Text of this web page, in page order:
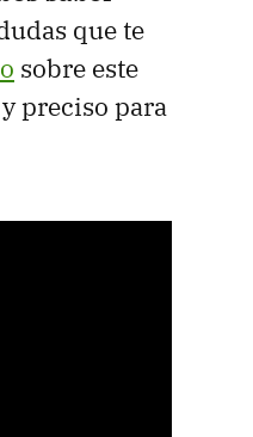
que te
sobre este
preciso para